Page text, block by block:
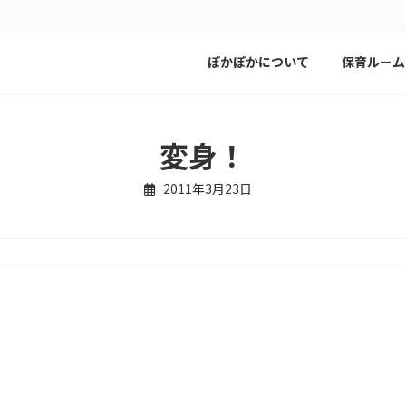
ぽかぽかについて 保育ルーム
変身！
2011年3月23日